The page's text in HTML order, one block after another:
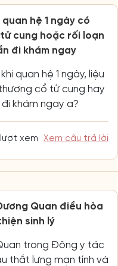
hệ 1 ngày có
cung hoặc rối loạn
đi khám ngay
quan hệ 1 ngày, liệu
cổ tử cung hay
khám ngay ạ?
xem Xem câu trả lời
Quan điều hòa
sinh lý
trong Đông y tác
thắt lưng mạn tính và